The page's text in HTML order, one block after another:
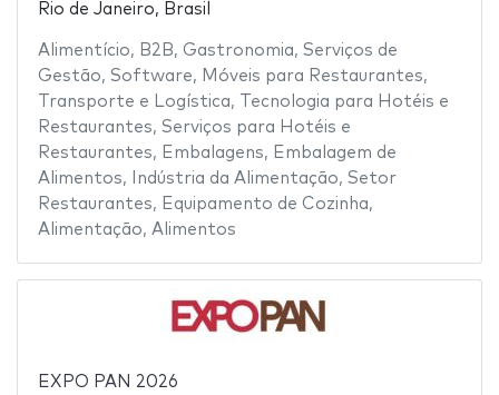
Rio de Janeiro, Brasil
Alimentício, B2B, Gastronomia, Serviços de
Gestão, Software, Móveis para Restaurantes,
Transporte e Logística,
Tecnologia para Hotéis e
Restaurantes, Serviços para Hotéis e
Restaurantes, Embalagens, Embalagem de
Alimentos, Indústria da Alimentação, Setor
Restaurantes, Equipamento de Cozinha,
Alimentação, Alimentos
EXPO PAN 2026